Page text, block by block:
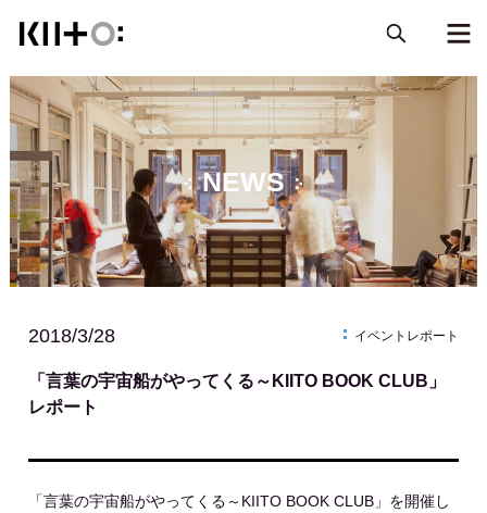
NEWS
2018/3/28 イベントレポート
「言葉の宇宙船がやってくる～KIITO BOOK CLUB」
レポート
「言葉の宇宙船がやってくる～KIITO BOOK CLUB」を開催し